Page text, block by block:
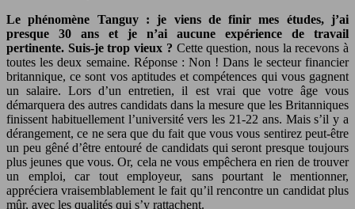
Le phénomène Tanguy : je viens de finir mes études, j’ai
presque 30 ans et je n’ai aucune expérience de travail
pertinente. Suis-je trop vieux ? Cette question, nous la recevons à
toutes les deux semaine. Réponse : Non ! Dans le secteur financier
britannique, ce sont vos aptitudes et compétences qui vous gagnent
un salaire. Lors d’un entretien, il est vrai que votre âge vous
démarquera des autres candidats dans la mesure que les Britanniques
finissent habituellement l’université vers les 21-22 ans. Mais s’il y a
dérangement, ce ne sera que du fait que vous vous sentirez peut-être
un peu gêné d’être entouré de candidats qui seront presque toujours
plus jeunes que vous. Or, cela ne vous empêchera en rien de trouver
un emploi, car tout employeur, sans pourtant le mentionner,
appréciera vraisemblablement le fait qu’il rencontre un candidat plus
mûr, avec les qualités qui s’y rattachent.